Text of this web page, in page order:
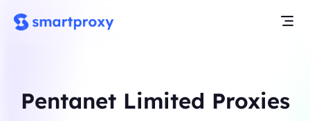
Pentanet Limited Proxies